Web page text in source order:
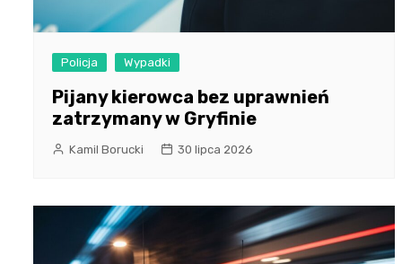
Policja Wypadki
Pijany kierowca bez uprawnień
zatrzymany w Gryfinie
Kamil Borucki 30 lipca 2026